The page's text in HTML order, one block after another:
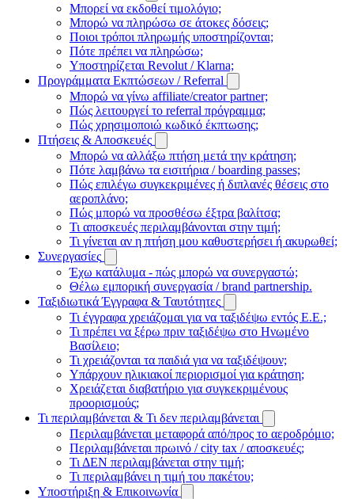
Μπορεί να εκδοθεί τιμολόγιο;
Μπορώ να πληρώσω σε άτοκες δόσεις;
Ποιοι τρόποι πληρωμής υποστηρίζονται;
Πότε πρέπει να πληρώσω;
Υποστηρίζεται Revolut / Klarna;
Προγράμματα Εκπτώσεων / Referral
Μπορώ να γίνω affiliate/creator partner;
Πώς λειτουργεί το referral πρόγραμμα;
Πώς χρησιμοποιώ κωδικό έκπτωσης;
Πτήσεις & Αποσκευές
Μπορώ να αλλάξω πτήση μετά την κράτηση;
Πότε λαμβάνω τα εισιτήρια / boarding passes;
Πώς επιλέγω συγκεκριμένες ή διπλανές θέσεις στο
αεροπλάνο;
Πώς μπορώ να προσθέσω έξτρα βαλίτσα;
Τι αποσκευές περιλαμβάνονται στην τιμή;
Τι γίνεται αν η πτήση μου καθυστερήσει ή ακυρωθεί;
Συνεργασίες
Έχω κατάλυμα - πώς μπορώ να συνεργαστώ;
Θέλω εμπορική συνεργασία / brand partnership.
Ταξιδιωτικά Έγγραφα & Ταυτότητες
Τι έγγραφα χρειάζομαι για να ταξιδέψω εντός Ε.Ε.;
Τι πρέπει να ξέρω πριν ταξιδέψω στο Ηνωμένο
Βασίλειο;
Τι χρειάζονται τα παιδιά για να ταξιδέψουν;
Υπάρχουν ηλικιακοί περιορισμοί για κράτηση;
Χρειάζεται διαβατήριο για συγκεκριμένους
προορισμούς;
Τι περιλαμβάνεται & Τι δεν περιλαμβάνεται
Περιλαμβάνεται μεταφορά από/προς το αεροδρόμιο;
Περιλαμβάνεται πρωινό / city tax / αποσκευές;
Τι ΔΕΝ περιλαμβάνεται στην τιμή;
Τι περιλαμβάνει η τιμή του πακέτου;
Υποστήριξη & Επικοινωνία